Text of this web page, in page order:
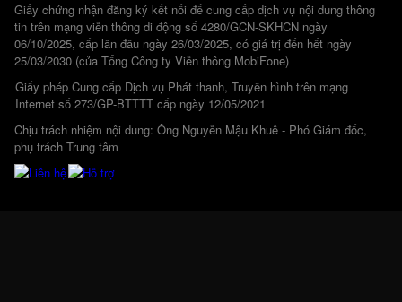
Giấy chứng nhận đăng ký kết nối để cung cấp dịch vụ nội dung thông
tin trên mạng viễn thông di động số 4280/GCN-SKHCN ngày
06/10/2025, cấp lần đầu ngày 26/03/2025, có giá trị đến hết ngày
25/03/2030 (của Tổng Công ty Viễn thông MobiFone)
Giấy phép Cung cấp Dịch vụ Phát thanh, Truyền hình trên mạng
Internet số 273/GP-BTTTT cấp ngày 12/05/2021
Chịu trách nhiệm nội dung: Ông Nguyễn Mậu Khuê - Phó Giám đốc,
phụ trách Trung tâm